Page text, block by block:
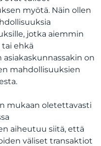
myötä. Näin ollen
jotka aiemmin
ehkä
on
mahdollisuuksien
mukaan oletettavasti
aiheutuu siitä, että
väliset transaktiot